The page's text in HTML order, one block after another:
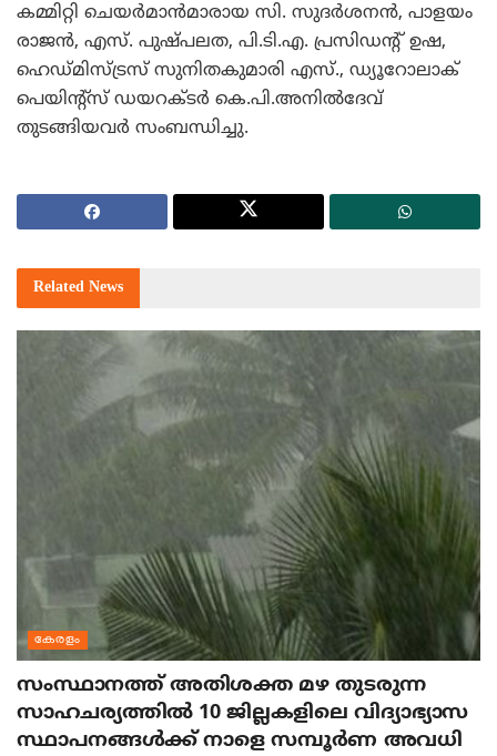
കമ്മിറ്റി ചെയര്‍മാന്‍മാരായ സി. സുദര്‍ശനന്‍, പാളയം
രാജന്‍, എസ്. പുഷ്പലത, പി.ടി.എ. പ്രസിഡന്റ് ഉഷ,
ഹെഡ്മിസ്ട്രസ് സുനിതകുമാരി എസ്., ഡ്യൂറോലാക്
പെയിന്റ്‌സ് ഡയറക്ടര്‍ കെ.പി.അനില്‍ദേവ്
തുടങ്ങിയവര്‍ സംബന്ധിച്ചു.
Related News
കേരളം
സംസ്ഥാനത്ത് അതിശക്ത മഴ തുടരുന്ന
സാഹചര്യത്തിൽ 10 ജില്ലകളിലെ വിദ്യാഭ്യാസ
സ്ഥാപനങ്ങൾക്ക് നാളെ സമ്പൂർണ അവധി